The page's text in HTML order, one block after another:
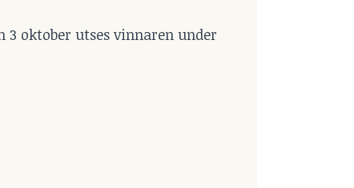
oktober utses vinnaren under